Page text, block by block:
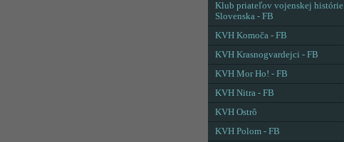
Klub priateľov vojenskej histórie
Slovenska - FB
KVH Komoča - FB
KVH Krasnogvardejci - FB
KVH Mor Ho! - FB
KVH Nitra - FB
KVH Ostrô
KVH Polom - FB